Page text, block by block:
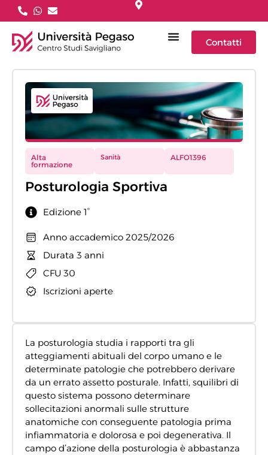
Contatti
La posturologia studia i rapporti tra gli
atteggiamenti abituali del corpo umano e le
determinate patologie che potrebbero derivare
da un errato assetto posturale. Infatti, squilibri di
questo sistema possono determinare
sollecitazioni anormali sulle strutture
anatomiche con conseguente patologia prima
infiammatoria e dolorosa e poi degenerativa. Il
campo d’azione della posturologia è abbastanza
Alta
formazione
Sanità ALFO1396
Posturologia Sportiva
Edizione 1°
Anno accademico 2025/2026
Durata 3 anni
CFU 30
Iscrizioni aperte